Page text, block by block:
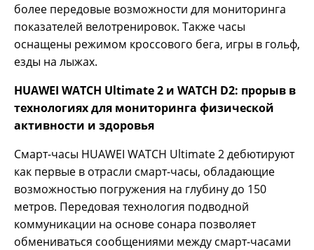
более передовые возможности для мониторинга
показателей велотренировок. Также часы
оснащены режимом кроссового бега, игры в гольф,
езды на лыжах.
HUAWEI WATCH Ultimate 2 и WATCH D2: прорыв в
технологиях для мониторинга физической
активности и здоровья
Смарт-часы HUAWEI WATCH Ultimate 2 дебютируют
как первые в отрасли смарт-часы, обладающие
возможностью погружения на глубину до 150
метров. Передовая технология подводной
коммуникации на основе сонара позволяет
обмениваться сообщениями между смарт-часами